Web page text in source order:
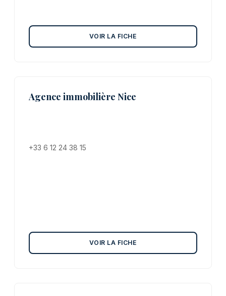
VOIR LA FICHE
Agence immobilière Nice
+33 6 12 24 38 15
VOIR LA FICHE